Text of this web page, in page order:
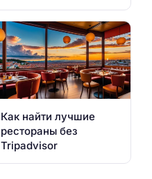
Как найти лучшие
рестораны без
Tripadvisor